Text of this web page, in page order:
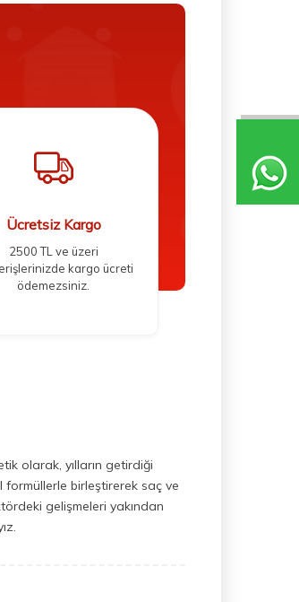
Ücretsiz Kargo
2500 TL ve üzeri
kargo ücreti
ödemezsiniz.
olarak, yılların getirdiği
birleştirerek saç ve
gelişmeleri yakından